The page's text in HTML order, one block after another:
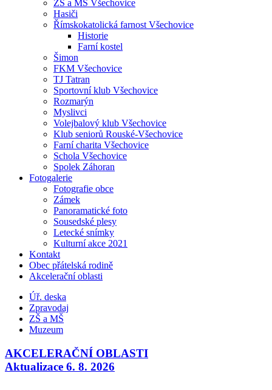
ZŠ a MŠ Všechovice
Hasiči
Římskokatolická farnost Všechovice
Historie
Farní kostel
Šimon
FKM Všechovice
TJ Tatran
Sportovní klub Všechovice
Rozmarýn
Myslivci
Volejbalový klub Všechovice
Klub seniorů Rouské-Všechovice
Farní charita Všechovice
Schola Všechovice
Spolek Záhoran
Fotogalerie
Fotografie obce
Zámek
Panoramatické foto
Sousedské plesy
Letecké snímky
Kulturní akce 2021
Kontakt
Obec přátelská rodině
Akcelerační oblasti
Úř. deska
Zpravodaj
ZŠ a MŠ
Muzeum
AKCELERAČNÍ OBLASTI
Aktualizace 6. 8. 2026